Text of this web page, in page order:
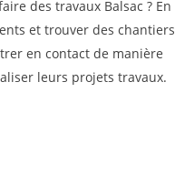
des travaux Balsac ? En
et trouver des chantiers
en contact de manière
leurs projets travaux.